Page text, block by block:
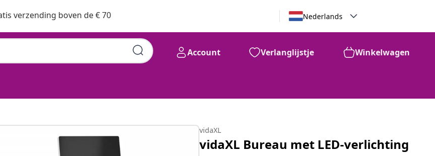
verzending boven de € 70 Nederlands
Account Verlanglijstje Winkelwagen
vidaXL
vidaXL Bureau met LED-verlichting